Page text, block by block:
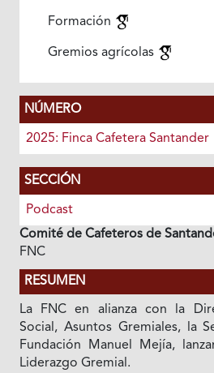
Formación
Gremios agrícolas
NÚMERO
2025: Finca Cafetera Santander
SECCIÓN
Podcast
Comité de Cafeteros de
FNC
RESUMEN
La FNC en alianza con la
Social, Asuntos Gremiales, la
Fundación Manuel Mejía,
Liderazgo Gremial.